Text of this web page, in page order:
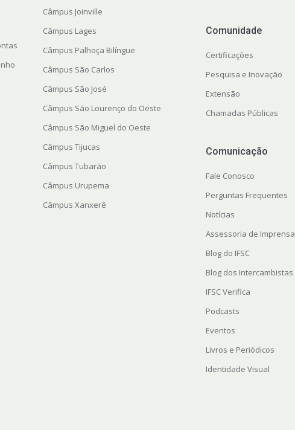
Câmpus Joinville
Câmpus Lages
Câmpus Palhoça Bilíngue
Câmpus São Carlos
Câmpus São José
Câmpus São Lourenço do Oeste
Câmpus São Miguel do Oeste
Câmpus Tijucas
Câmpus Tubarão
Câmpus Urupema
Câmpus Xanxerê
Comunidade
Certificações
Pesquisa e Inovação
Extensão
Chamadas Públicas
Comunicação
Fale Conosco
Perguntas Frequentes
Notícias
Assessoria de Imprensa
Blog do IFSC
Blog dos Intercambistas
IFSC Verifica
Podcasts
Eventos
Livros e Periódicos
Identidade Visual